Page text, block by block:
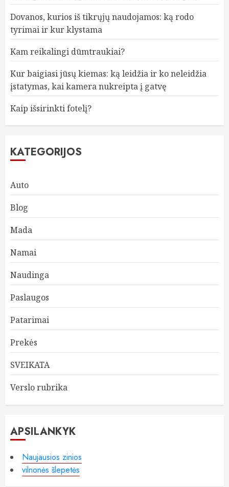
Dovanos, kurios iš tikrųjų naudojamos: ką rodo
tyrimai ir kur klystama
Kam reikalingi dūmtraukiai?
Kur baigiasi jūsų kiemas: ką leidžia ir ko neleidžia
įstatymas, kai kamera nukreipta į gatvę
Kaip išsirinkti fotelį?
KATEGORIJOS
Auto
Blog
Mada
Namai
Naudinga
Paslaugos
Patarimai
Prekės
SVEIKATA
Verslo rubrika
APSILANKYK
Naujausios zinios
vilnonės šlepetės